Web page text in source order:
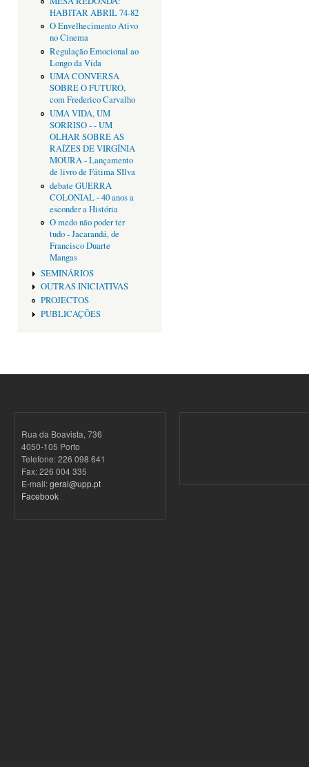
HABITAR ABRIL 74-82
O Envelhecimento Ativo
no Cinema
Regulação Emocional ao
Longo da Vida
UMA CONVERSA
SOBRE O FUTURO,
com Frederico Carvalho
UMA VIDA, UM
SORRISO - - UM
OLHAR SOBRE AS
RAÍZES DE VIRGÍNIA
MOURA - Lançamento
de livro de Fátima SIlva
debate GUERRA
COLONIAL - 40 anos a
esconder a História
O medo não poder ter
tudo - Jacarandá, de
Francisco Duarte
Mangas
SEMINÁRIOS
OUTRAS INICIATIVAS
PROJECTOS
PUBLICAÇÕES
Rua da Boavista, 736
4050-105 Porto
Telefone: 226 098 641
Fax: 226 004 335
E-mail:geral@upp.pt
Facebook